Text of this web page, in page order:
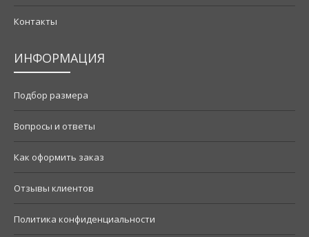
Контакты
ИНФОРМАЦИЯ
Подбор размера
Вопросы и ответы
Как оформить заказ
Отзывы клиентов
Политика конфиденциальности